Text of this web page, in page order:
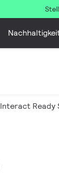
Interact Ready